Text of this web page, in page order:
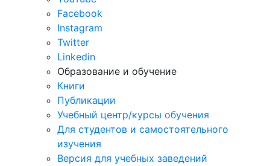
Facebook
Instagram
Twitter
Linkedin
Образование и обучение
Книги
Публикации
Учебный центр/курсы обучения
Для студентов и самостоятельного
изучения
Версия для учебных заведений